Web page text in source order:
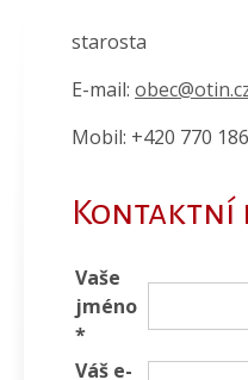
starosta
E-mail:
Mobil: +420 770
Vaše
jméno
*
Váš e-